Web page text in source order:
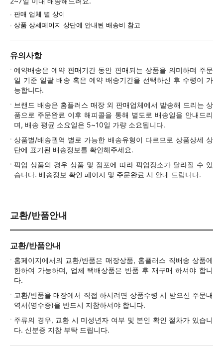
판매 업체 별 상이
상품 상세페이지 상단에 안내된 배송비 참고
유의사항
예약배송은 예약 판매기간 동안 판매되는 상품을 의미하며 주문
일 기준 일괄 배송 혹은 예약 배송기간을 선택하신 후 수령이 가
능합니다.
브랜드 배송은 홈플러스 매장 외 판매업체에서 발송해 드리는 상
품으로 주문완료 이후 해피콜을 통해 별도로 배송일을 안내드리
며, 배송 평균 소요일은 5~10일 가량 소요됩니다.
상품별/배송권역 별로 가능한 배송유형이 다르므로 상품상세 상
단에 표기된 배송정보를 확인해주세요.
픽업 상품의 경우 상품 및 점포에 따라 픽업장소가 달라질 수 있
습니다. 배송정보 확인 페이지 및 주문완료 시 안내 드립니다.
교환/반품안내
교환/반품안내
홈페이지에서의 교환/반품은 매장상품, 홈플러스 직배송 상품에
한하여 가능하며, 업체 택배상품은 반품 후 재구매 하셔야 합니
다.
교환/반품을 매장에서 직접 하시려면 상품수령 시 받으신 주문내
역서(영수증)을 반드시 지참하셔야 합니다.
주류의 경우, 교환 시 미성년자 여부 및 본인 확인 절차가 있습니
다. 신분증 지참 부탁 드립니다.